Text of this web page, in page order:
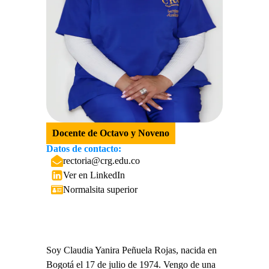
Docente de Octavo y Noveno
Datos de contacto:
rectoria@crg.edu.co
Ver en LinkedIn
Normalsita superior
Soy Claudia Yanira Peñuela Rojas, nacida en
Bogotá el 17 de julio de 1974. Vengo de una